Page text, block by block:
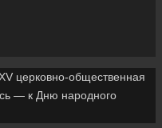
церковно-общественная
— к Дню народного